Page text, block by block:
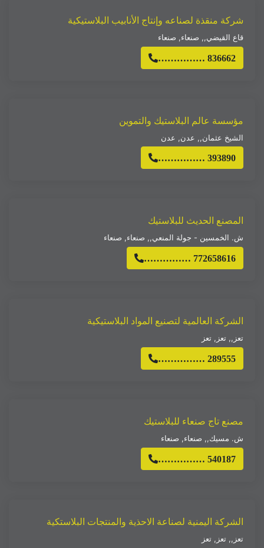
شركة منقذة لصناعه وإنتاج الأنابيب البلاستيكية
قاع القيضي,, صنعاء, صنعاء
…………… 836662
مؤسسة عالم البلاستيك والتموين
الشيخ عثمان,, عدن, عدن
…………… 393890
المصنع الحديث للبلاستيك
ش. الخمسين - جولة المنعي,, صنعاء, صنعاء
…………… 772658616
الشركة العالمية لتصنيع المواد البلاستيكية
تعز,, تعز , تعز
…………… 289555
مصنع تاج صنعاء للبلاستيك
ش. مسيك,, صنعاء, صنعاء
…………… 540187
الشركة اليمنية لصناعة الاحذية والمنتجات البلاستكية
تعز,, تعز , تعز